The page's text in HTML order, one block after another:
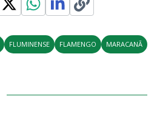
FLUMINENSE FLAMENGO MARACANÃ